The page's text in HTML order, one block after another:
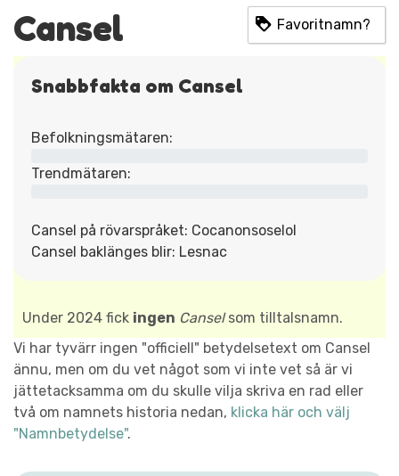
Cansel Favoritnamn?
Snabbfakta om Cansel
Befolkningsmätaren:
Trendmätaren:
Cansel på rövarspråket: Cocanonsoselol
Cansel baklänges blir: Lesnac
Under 2024 fick ingen Canselsom tilltalsnamn.
Vi har tyvärr ingen "officiell" betydelsetext om Cansel
ännu, men om du vet något som vi inte vet så är vi
jättetacksamma om du skulle vilja skriva en rad eller
två om namnets historia nedan, klicka här och välj
"Namnbetydelse".